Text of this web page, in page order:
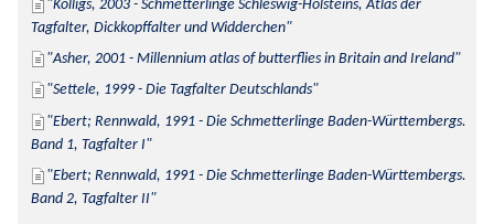
Kolligs, 2003 - Schmetterlinge Schleswig-Holsteins, Atlas der
Tagfalter, Dickkopffalter und Widderchen
Asher, 2001 - Millennium atlas of butterflies in Britain and Ireland
Settele, 1999 - Die Tagfalter Deutschlands
Ebert; Rennwald, 1991 - Die Schmetterlinge Baden-Württembergs.
Band 1, Tagfalter I
Ebert; Rennwald, 1991 - Die Schmetterlinge Baden-Württembergs.
Band 2, Tagfalter II